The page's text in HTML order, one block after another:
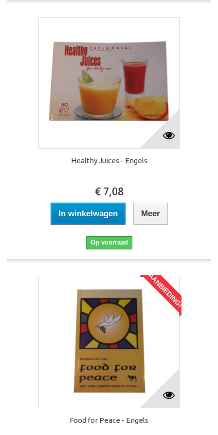
Healthy Juices - Engels
€ 7,08
In winkelwagen Meer
Op voorraad
AANBIEDING!
Food for Peace - Engels